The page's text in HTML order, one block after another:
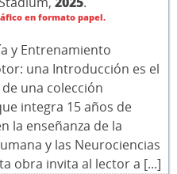
en formato papel.
y Entrenamiento
una Introducción es el
una colección
integra 15 años de
la enseñanza de la
y las Neurociencias
obra invita al lector a [...]